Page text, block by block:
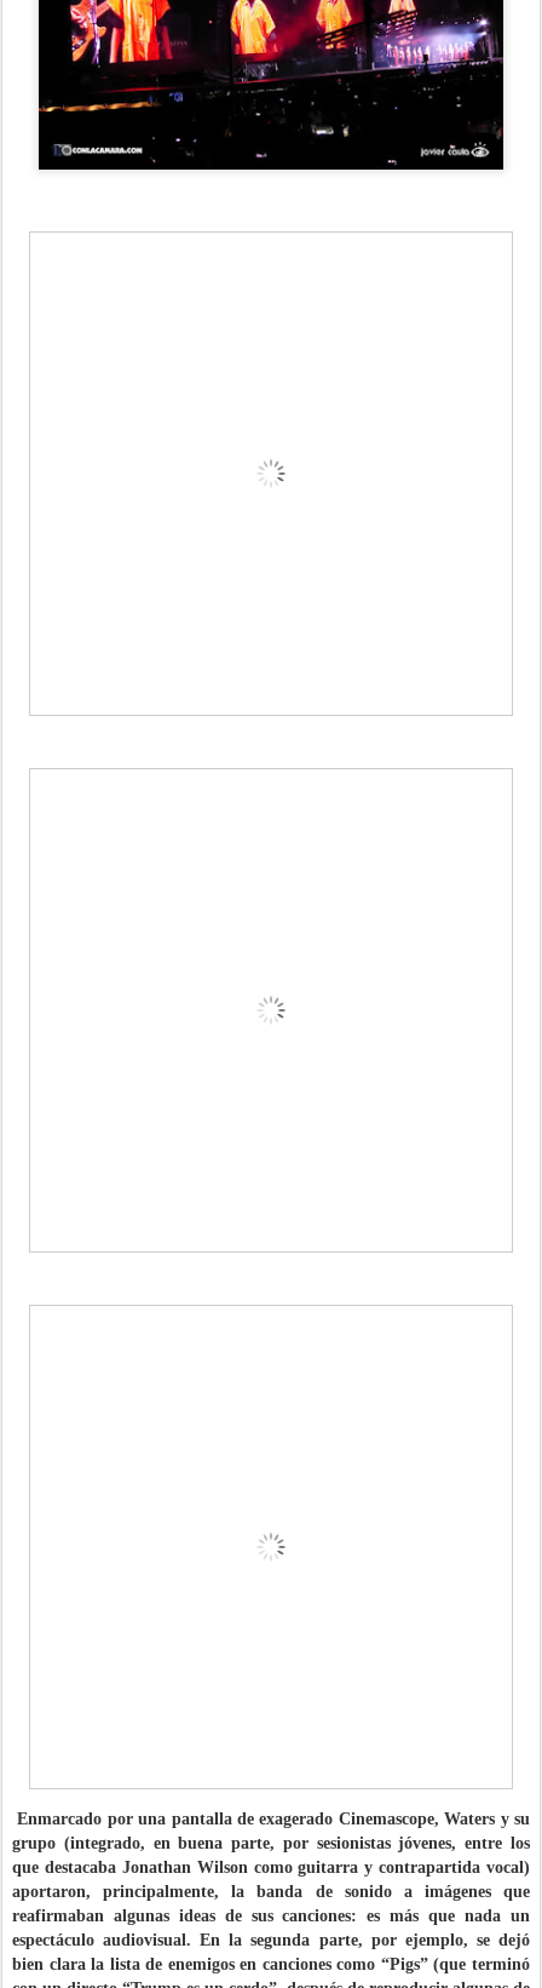
Enmarcado por una pantalla de exagerado Cinemascope, Waters y su
grupo (integrado, en buena parte, por sesionistas jóvenes, entre los
que destacaba Jonathan Wilson como guitarra y contrapartida vocal)
aportaron, principalmente, la banda de sonido a imágenes que
reafirmaban algunas ideas de sus canciones: es más que nada un
espectáculo audiovisual. En la segunda parte, por ejemplo, se dejó
bien clara la lista de enemigos en canciones como “Pigs” (que terminó